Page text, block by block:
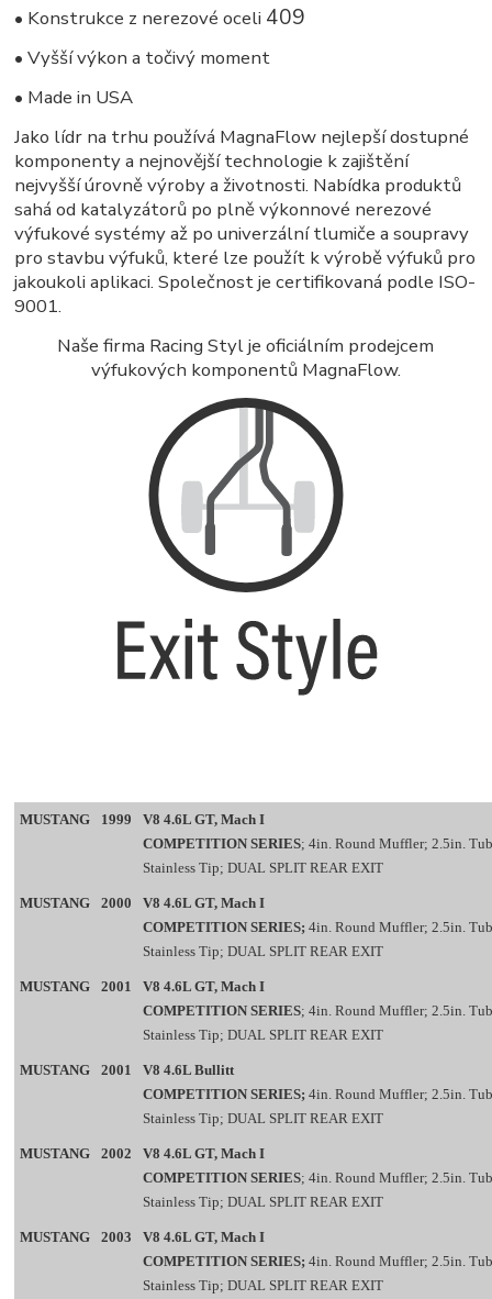
• Konstrukce z nerezové oceli 409
• Vyšší výkon a točivý moment
• Made in USA
Jako lídr na trhu používá MagnaFlow nejlepší dostupné
komponenty a nejnovější technologie k zajištění
nejvyšší úrovně výroby a životnosti. Nabídka produktů
sahá od katalyzátorů po plně výkonnové nerezové
výfukové systémy až po univerzální tlumiče a soupravy
pro stavbu výfuků, které lze použít k výrobě výfuků pro
jakoukoli aplikaci. Společnost je certifikovaná podle ISO-
9001.
Naše firma Racing Styl je oficiálním prodejcem
výfukových komponentů MagnaFlow.
MUSTANG 1999
V8 4.6L GT, Mach I
COMPETITION SERIES; 4in. Round Muffler; 2.5in.
Stainless Tip; DUAL SPLIT REAR EXIT
MUSTANG 2000
V8 4.6L GT, Mach I
COMPETITION SERIES; 4in. Round Muffler; 2.5in.
Stainless Tip; DUAL SPLIT REAR EXIT
MUSTANG 2001
V8 4.6L GT, Mach I
COMPETITION SERIES; 4in. Round Muffler; 2.5in.
Stainless Tip; DUAL SPLIT REAR EXIT
MUSTANG 2001
V8 4.6L Bullitt
COMPETITION SERIES; 4in. Round Muffler; 2.5in.
Stainless Tip; DUAL SPLIT REAR EXIT
MUSTANG 2002
V8 4.6L GT, Mach I
COMPETITION SERIES; 4in. Round Muffler; 2.5in.
Stainless Tip; DUAL SPLIT REAR EXIT
MUSTANG 2003
V8 4.6L GT, Mach I
COMPETITION SERIES; 4in. Round Muffler; 2.5in.
Stainless Tip; DUAL SPLIT REAR EXIT